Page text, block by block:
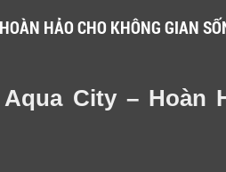
HẢO CHO KHÔNG GIAN
City – Hoàn